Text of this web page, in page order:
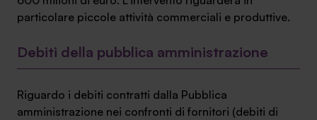
particolare piccole attività commerciali e produttive.
Debiti della pubblica amministrazione
Riguardo i debiti contratti dalla Pubblica
amministrazione nei confronti di fornitori (debiti di